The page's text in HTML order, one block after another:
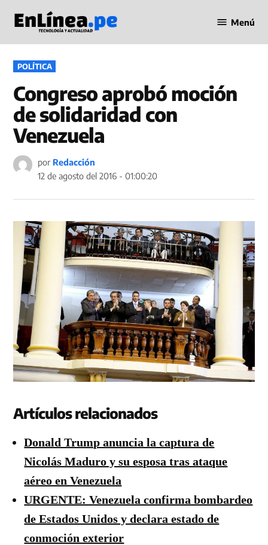
contenido
en Línea
Menú
PUBLICADO
EN
POLÍTICA
Congreso aprobó moción
de solidaridad con
Venezuela
por Redacción
12 de agosto del 2016 - 01:00:20
Artículos relacionados
Donald Trump anuncia la captura de
Nicolás Maduro y su esposa tras ataque
aéreo en Venezuela
URGENTE: Venezuela confirma bombardeo
de Estados Unidos y declara estado de
conmoción exterior